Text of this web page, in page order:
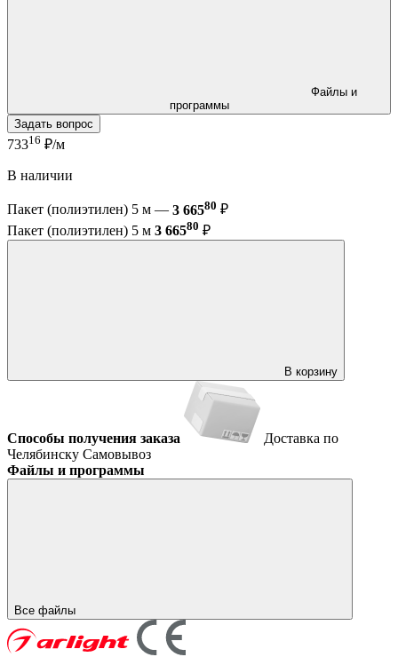
программы
Задать вопрос
73316 ₽/м
В наличии
Пакет (полиэтилен) 5 м — 3 66580 ₽
Пакет (полиэтилен) 5 м 3 66580 ₽
В корзину
Способы получения заказа
Доставка по
Челябинску Самовывоз
Файлы и программы
Все файлы